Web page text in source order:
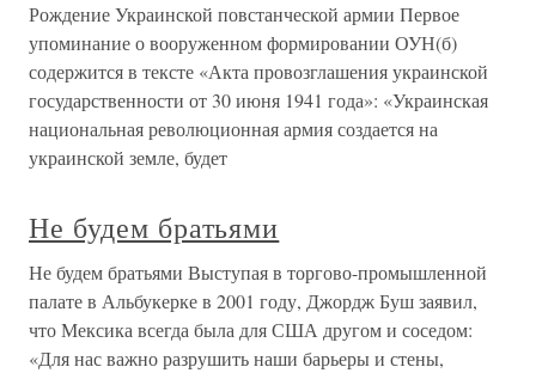
Рождение Украинской повстанческой армии Первое
упоминание о вооруженном формировании ОУН(б)
содержится в тексте «Акта провозглашения украинской
государственности от 30 июня 1941 года»: «Украинская
национальная революционная армия создается на
украинской земле, будет
Не будем братьями
Не будем братьями Выступая в торгово-промышленной
палате в Альбукерке в 2001 году, Джордж Буш заявил,
что Мексика всегда была для США другом и соседом:
«Для нас важно разрушить наши барьеры и стены,